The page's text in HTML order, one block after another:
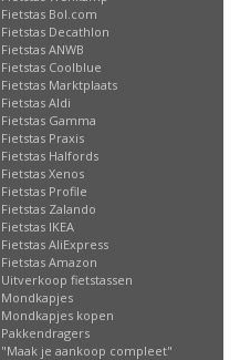
Fietstas Bol.com
Fietstas Decathlon
Fietstas ANWB
Fietstas Coolblue
Fietstas Marktplaats
Fietstas Aldi
Fietstas Gamma
Fietstas Praxis
Fietstas Halfords
Fietstas Xenos
Fietstas Profile
Fietstas Zalando
Fietstas IKEA
Fietstas AliExpress
Fietstas Amazon
Uitverkoop fietstassen
Mondkapjes
Mondkapjes kopen
Pakkendragers
"Maak je aankoop compleet"